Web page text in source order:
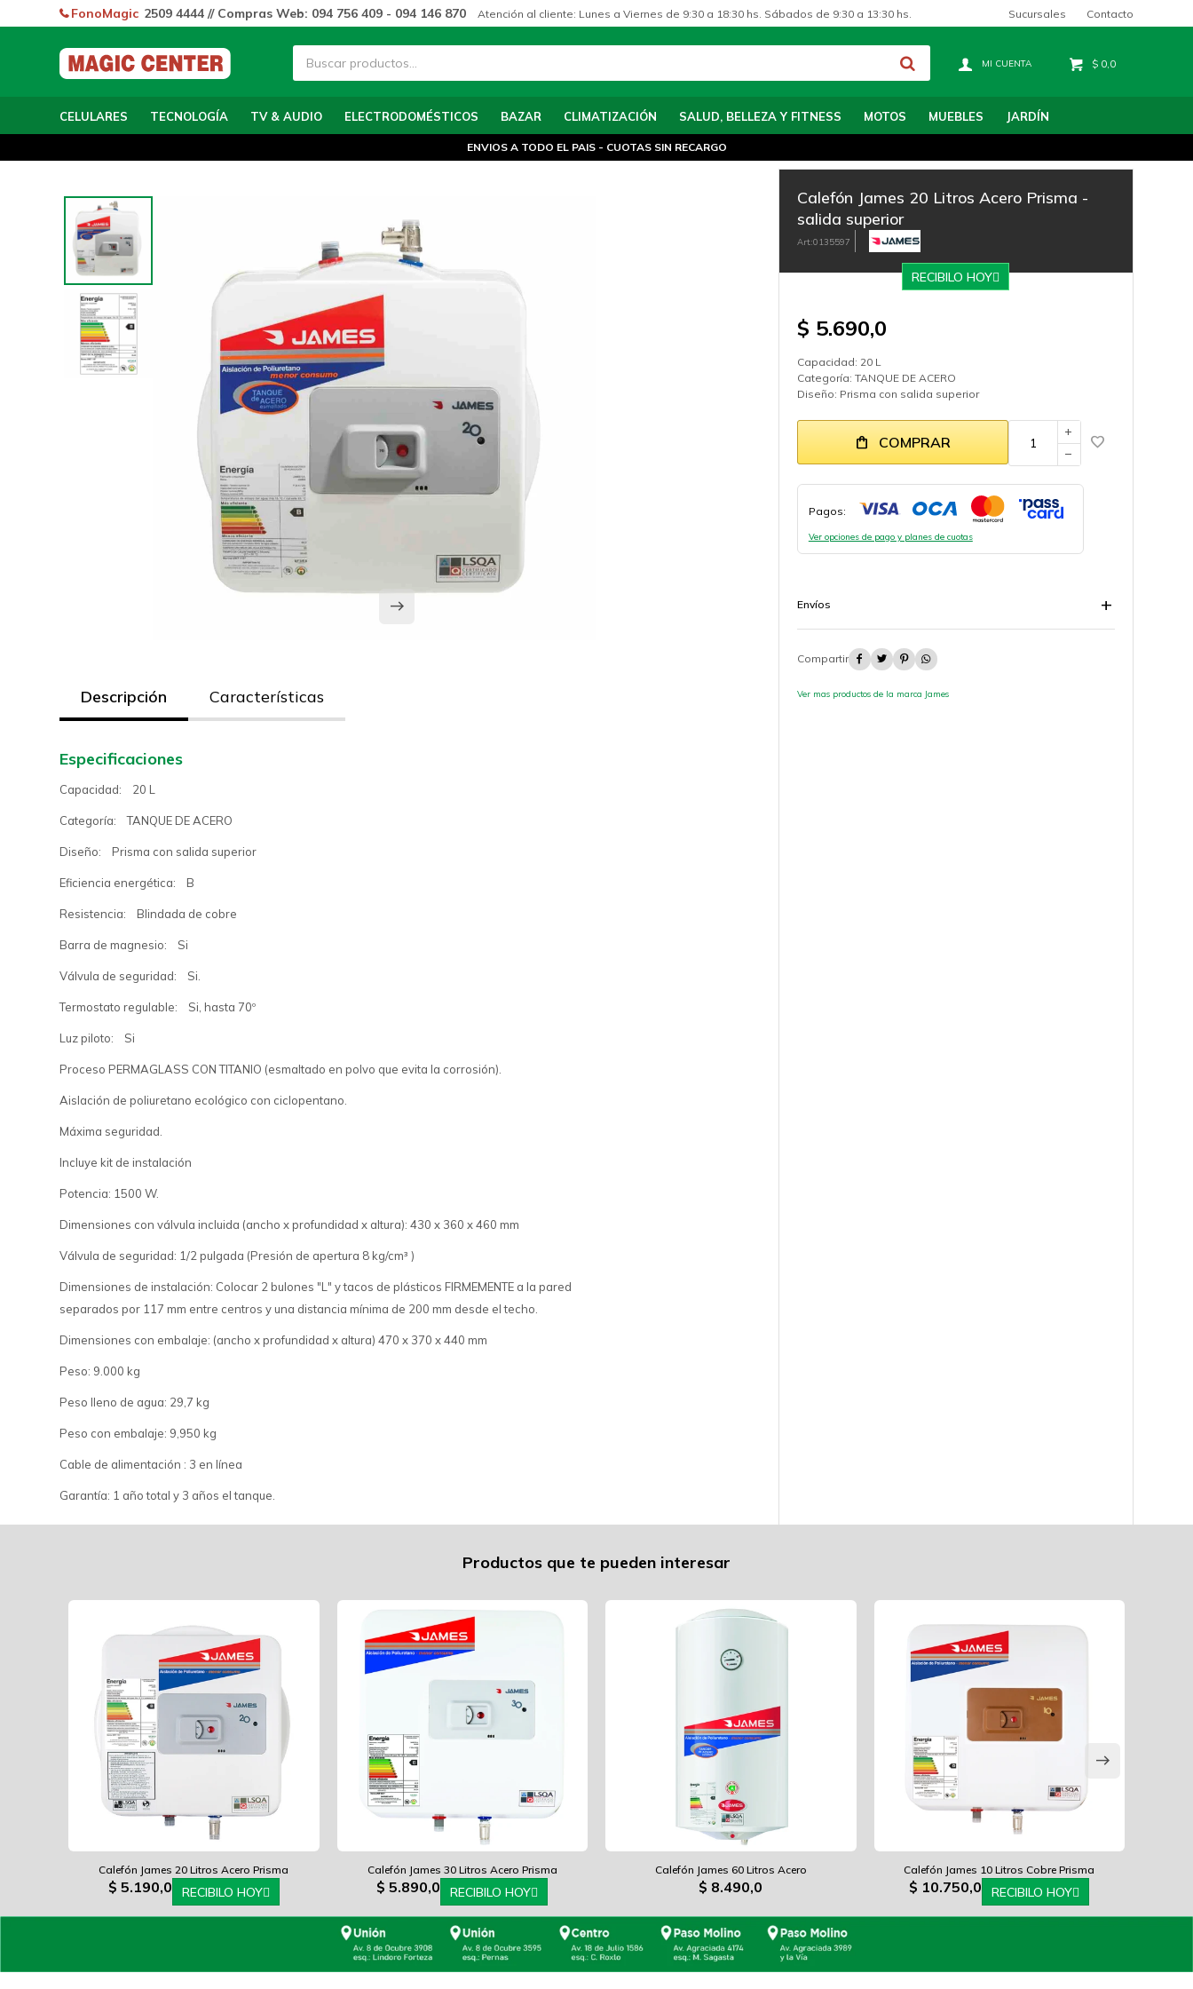
CELULARES TECNOLOGÍA TV & AUDIO ELECTRODOMÉSTICOS BAZAR CLIMATIZACIÓN SALUD, BELLEZA Y FITNESS MOTOS MUEBLES JARDÍN
$ 0,0
FonoMagic 2509 4444 // Compras Web: 094 756 409 - 094 146 870 Atención al cliente: Lunes a Viernes de 9:30 a 18:30 hs. Sábados de 9:30 a 13:30 hs. Sucursales Contacto
ENVIOS A TODO EL PAIS - CUOTAS SIN RECARGO
Calefón James 20 Litros Acero Prisma -
salida superior
0135597
RECIBILO HOY
$ 5.690,0
Capacidad: 20 L
Categoría: TANQUE DE ACERO
Diseño: Prisma con salida superior
COMPRAR
add
remove
Pagos:
Ver opciones de pago y planes de cuotas
Envíos
   
Ver mas productos de la marca James
Descripción Características
Especificaciones
Capacidad: 20 L
Categoría: TANQUE DE ACERO
Diseño: Prisma con salida superior
Eficiencia energética: B
Resistencia: Blindada de cobre
Barra de magnesio: Si
Válvula de seguridad: Si.
Termostato regulable: Si, hasta 70º
Luz piloto: Si
Proceso PERMAGLASS CON TITANIO (esmaltado en polvo que evita la corrosión).
Aislación de poliuretano ecológico con ciclopentano.
Máxima seguridad.
Incluye kit de instalación
Potencia: 1500 W.
Dimensiones con válvula incluida (ancho x profundidad x altura): 430 x 360 x 460 mm
Válvula de seguridad: 1/2 pulgada (Presión de apertura 8 kg/cm³ )
Dimensiones de instalación: Colocar 2 bulones "L" y tacos de plásticos FIRMEMENTE a la pared
separados por 117 mm entre centros y una distancia mínima de 200 mm desde el techo.
Dimensiones con embalaje: (ancho x profundidad x altura) 470 x 370 x 440 mm
Peso: 9.000 kg
Peso lleno de agua: 29,7 kg
Peso con embalaje: 9,950 kg
Cable de alimentación : 3 en línea
Garantía: 1 año total y 3 años el tanque.
Productos que te pueden interesar
Calefón James 20 Litros Acero Prisma
$ 5.190,0 RECIBILO HOY
Calefón James 30 Litros Acero Prisma
$ 5.890,0 RECIBILO HOY
Calefón James 60 Litros Acero
$ 8.490,0
Calefón James 10 Litros Cobre Prisma
$ 10.750,0 RECIBILO HOY